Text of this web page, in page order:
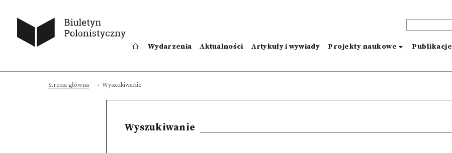
Wydarzenia Aktualności Artykuły i wywiady Projekty naukowe Publikacje
Strona główna Wyszukiwanie
Wyszukiwanie